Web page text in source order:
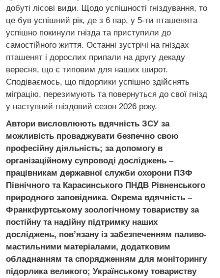
добуті лісові види. Щодо успішності гніздування, то
це був успішний рік, де з 6 пар, у 5-ти пташенята
успішно покинули гнізда та приступили до
самостійного життя. Останні зустрічі на гніздах
пташенят і дорослих припали на другу декаду
вересня, що є типовим для наших широт.
Сподіваємось, що підорлики успішно здійснять
міграцію, перезимують та повернуться до свої гнізд
у наступний гніздовий сезон 2026 року.
Автори висловлюють вдячність ЗСУ за
можливість проваджувати безпечно свою
професійну діяльність; за допомогу в
організаційному супроводі досліджень –
працівникам державної служби охорони ПЗФ
Північного та Карасинського ПНДВ Рівненського
природного заповідника. Окрема вдячність –
Франкфуртському зоологічному товариству за
постійну та надійну підтримку наших
досліджень, повʼязану із забезпеченням паливо-
мастильними матеріалами, додатковим
обладнанням та спорядженням для моніторингу
підорлика великого; Українському товариству